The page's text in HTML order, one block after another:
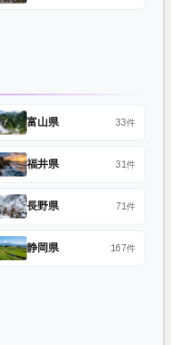
富山県 33件
福井県 31件
長野県 71件
静岡県 167件